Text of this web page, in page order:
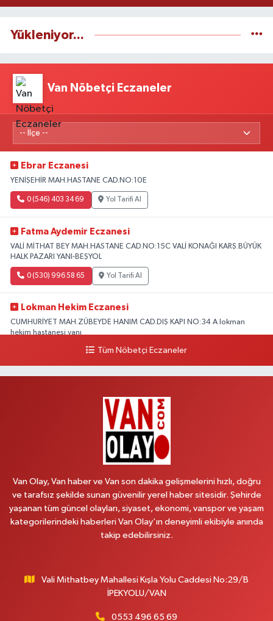
Yükleniyor...
Van Nöbetçi Eczaneler
Ebrar Eczanesi
YENİŞEHİR MAH.HASTANE CAD.NO:10E
0 (546) 403 34 69 Yol Tarifi Al
Fatma Aydemir Eczanesi
VALİ MİTHAT BEY MAH.HASTANE CAD.NO:15C VALİ KONAĞI KARŞ.BÜYÜK
HALK PAZARI YANI-BEŞYOL
0 (530) 996 58 65 Yol Tarifi Al
Lokman Hekim Eczanesi
CUMHURİYET MAH.ZÜBEYDE HANIM CAD.DIŞ KAPI NO:34 A lokman
hekim hastanesi yanı
Yol Tarifi Al
Vanyolu Caddesi Yeni Diş Hastanesi Yanı NO:102F
Yol Tarifi Al
CUMHURİYET MAH.KONAK SK.NO:6
0 (530) 442 24 65 Yol Tarifi Al
Yiğit Eczanesi
Tüm Nöbetçi Eczaneler
Van Olay, Van haber ve Van son dakika gelişmelerini hızlı, doğru
ve tarafsız şekilde sunan güvenilir yerel haber sitesidir. Şehirde
yaşanan tüm güncel olayları, siyaset, ekonomi, vanspor ve yaşam
kategorilerindeki haberleri Van Olay’ın deneyimli ekibiyle anında
takip edebilirsiniz.
Vali Mithatbey Mahallesi Kışla Yolu Caddesi No:29/B
İPEKYOLU/VAN
0553 496 65 69